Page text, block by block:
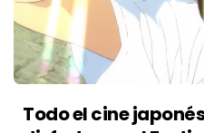
Todo el cine